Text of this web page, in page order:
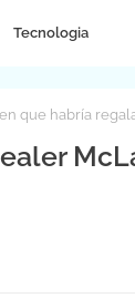
Tecnologia
que habría